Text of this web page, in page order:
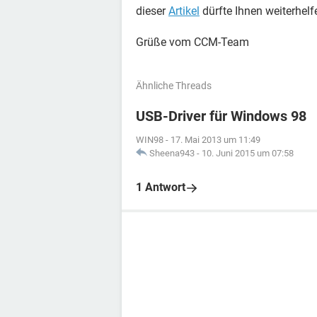
dieserArtikel dürfte Ihnen
Grüße vom CCM-Team
Ähnliche Threads
USB-Driver für Windows 98
WIN98 - 17. Mai 2013 um 11:49
Sheena943 - 10. Juni 2015 um 07:58
1 Antwort